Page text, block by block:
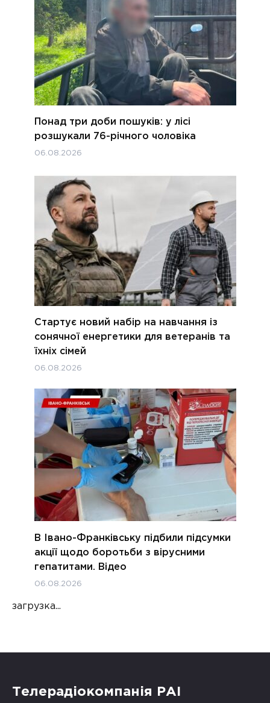
Понад три доби пошуків: у лісі
розшукали 76-річного чоловіка
06.08.2026
Стартує новий набір на навчання із
сонячної енергетики для ветеранів та
їхніх сімей
06.08.2026
В Івано-Франківську підбили підсумки
акції щодо боротьби з вірусними
гепатитами. Відео
06.08.2026
загрузка...
Телерадіокомпанія РАІ